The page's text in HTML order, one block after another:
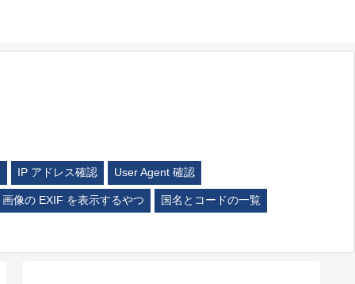
IP アドレス確認 User Agent 確認
画像の EXIF を表示するやつ 国名とコードの一覧